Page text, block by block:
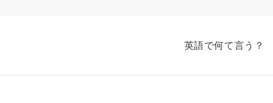
英語で何て言う？